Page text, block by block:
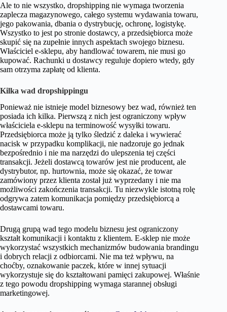
Ale to nie wszystko, dropshipping nie wymaga tworzenia
zaplecza magazynowego, całego systemu wydawania towaru,
jego pakowania, dbania o dystrybucję, ochronę, logistykę.
Wszystko to jest po stronie dostawcy, a przedsiębiorca może
skupić się na zupełnie innych aspektach swojego biznesu.
Właściciel e-sklepu, aby handlować towarem, nie musi go
kupować. Rachunki u dostawcy reguluje dopiero wtedy, gdy
sam otrzyma zapłatę od klienta.
Kilka wad dropshippingu
Ponieważ nie istnieje model biznesowy bez wad, również ten
posiada ich kilka. Pierwszą z nich jest ograniczony wpływ
właściciela e-sklepu na terminowość wysyłki towaru.
Przedsiębiorca może ją tylko śledzić z daleka i wywierać
nacisk w przypadku komplikacji, nie nadzoruje go jednak
bezpośrednio i nie ma narzędzi do ulepszenia tej części
transakcji. Jeżeli dostawcą towarów jest nie producent, ale
dystrybutor, np. hurtownia, może się okazać, że towar
zamówiony przez klienta został już wyprzedany i nie ma
możliwości zakończenia transakcji. Tu niezwykle istotną rolę
odgrywa zatem komunikacja pomiędzy przedsiębiorcą a
dostawcami towaru.
Drugą grupą wad tego modelu biznesu jest ograniczony
kształt komunikacji i kontaktu z klientem. E-sklep nie może
wykorzystać wszystkich mechanizmów budowania brandingu
i dobrych relacji z odbiorcami. Nie ma też wpływu, na
choćby, oznakowanie paczek, które w innej sytuacji
wykorzystuje się do kształtowani pamięci zakupowej. Właśnie
z tego powodu dropshipping wymaga starannej obsługi
marketingowej.